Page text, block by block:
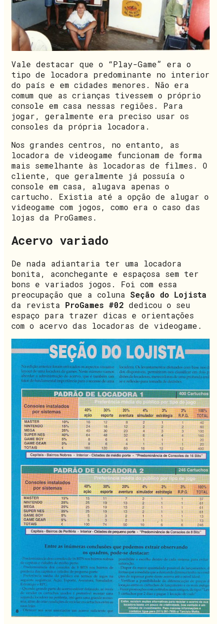
Vale destacar que o “Play-Game” era o
tipo de locadora predominante no interior
do país e em cidades menores. Não era
comum que as crianças tivessem o próprio
console em casa nessas regiões. Para
jogar, geralmente era preciso usar os
consoles da própria locadora.
Nos grandes centros, no entanto, as
locadora de videogame funcionam de forma
mais semelhante às locadoras de filmes. O
cliente, que geralmente já possuía o
console em casa, alugava apenas o
cartucho. Existia até a opção de alugar o
videogame com jogos, como era o caso das
lojas da ProGames.
Acervo variado
De nada adiantaria ter uma locadora
bonita, aconchegante e espaçosa sem ter
bons e variados jogos. Foi com essa
preocupação que a coluna Seção do Lojista
da revista ProGames #02 dedicou o seu
espaço para trazer dicas e orientações
com o acervo das locadoras de videogame.